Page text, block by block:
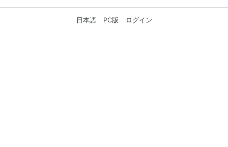
日本語 PC版 ログイン